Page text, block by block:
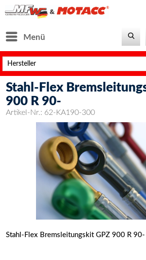
Menü
Stahl-Flex
900 R 90-
Artikel-Nr.: 62-KA190-300
Stahl-Flex Bremsleitungskit GPZ 900 R 90-